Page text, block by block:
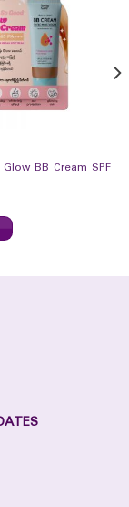
BB Cream SPF